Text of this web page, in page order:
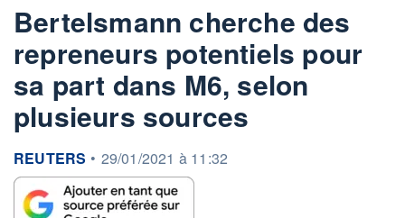
Bertelsmann cherche des
repreneurs potentiels pour
sa part dans M6, selon
plusieurs sources
information fournie par
REUTERS • 29/01/2021 à 11:32